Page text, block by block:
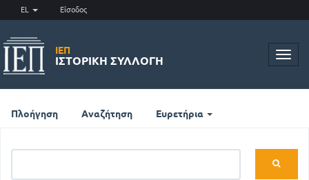
EL Είσοδος
ΙΕΠ
ΙΣΤΟΡΙΚΉ ΣΥΛΛΟΓΉ
Πλοήγηση Αναζήτηση Ευρετήρια